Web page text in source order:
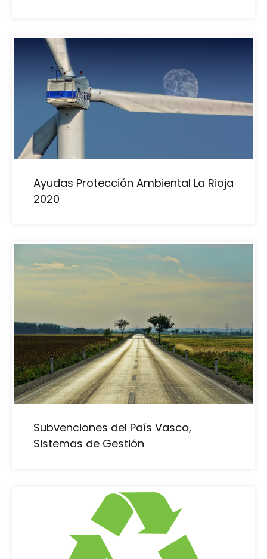
Ayudas Protección Ambiental La Rioja
2020
Subvenciones del País Vasco,
Sistemas de Gestión